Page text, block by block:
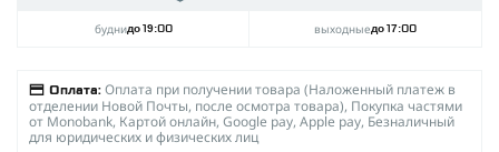
буднидо 19:00 выходныедо 17:00
Оплата: Оплата при получении товара (Наложенный платеж в
отделении Новой Почты, после осмотра товара), Покупка частями
от Monobank, Картой онлайн, Google pay, Apple pay, Безналичный
для юридических и физических лиц